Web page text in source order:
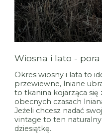
Wiosna i lato - pora
Okres wiosny i lata to
przewiewne, lniane
to tkanina kojarząca się
obecnych czasach
Jeżeli chcesz nadać
vintage to ten naturalny
dziesiątkę.